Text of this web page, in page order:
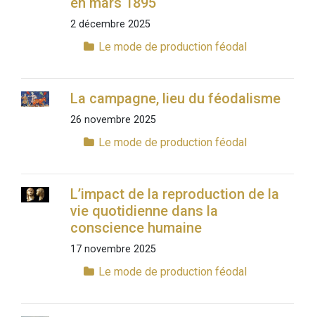
2 décembre 2025
Le mode de production féodal
La campagne, lieu du féodalisme
26 novembre 2025
Le mode de production féodal
L’impact de la reproduction de la
vie quotidienne dans la
conscience humaine
17 novembre 2025
Le mode de production féodal